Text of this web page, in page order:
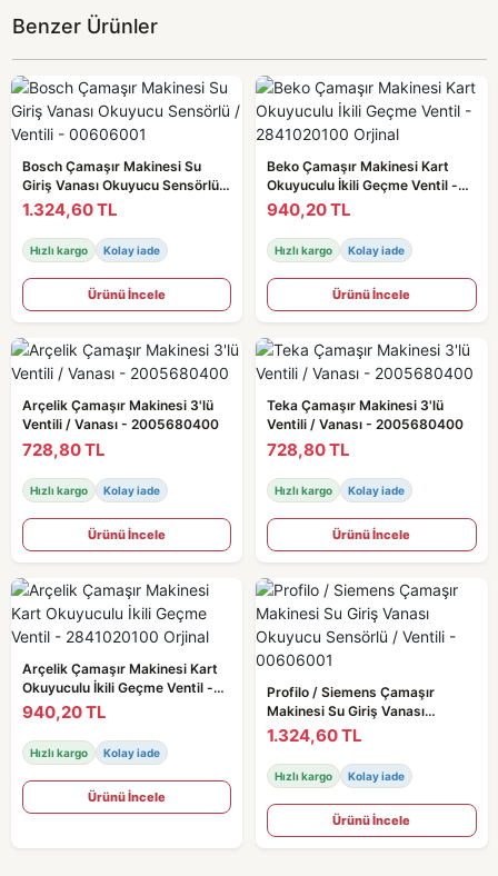
Benzer Ürünler
Bosch Çamaşır Makinesi Su
Giriş Vanası Okuyucu Sensörlü /
Ventili - 00606001
1.324,60 TL
Hızlı kargo Kolay iade
Ürünü İncele
Beko Çamaşır Makinesi Kart
Okuyuculu İkili Geçme Ventil -
2841020100 Orjinal
940,20 TL
Hızlı kargo Kolay iade
Ürünü İncele
Arçelik Çamaşır Makinesi 3'lü
Ventili / Vanası - 2005680400
728,80 TL
Hızlı kargo Kolay iade
Ürünü İncele
Teka Çamaşır Makinesi 3'lü
Ventili / Vanası - 2005680400
728,80 TL
Hızlı kargo Kolay iade
Ürünü İncele
Arçelik Çamaşır Makinesi Kart
Okuyuculu İkili Geçme Ventil -
2841020100 Orjinal
940,20 TL
Hızlı kargo Kolay iade
Ürünü İncele
Profilo / Siemens Çamaşır
Makinesi Su Giriş Vanası
Okuyucu Sensörlü / Ventili -
00606001
1.324,60 TL
Hızlı kargo Kolay iade
Ürünü İncele